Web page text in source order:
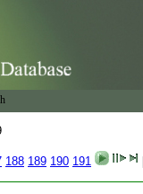
188 189 190 191